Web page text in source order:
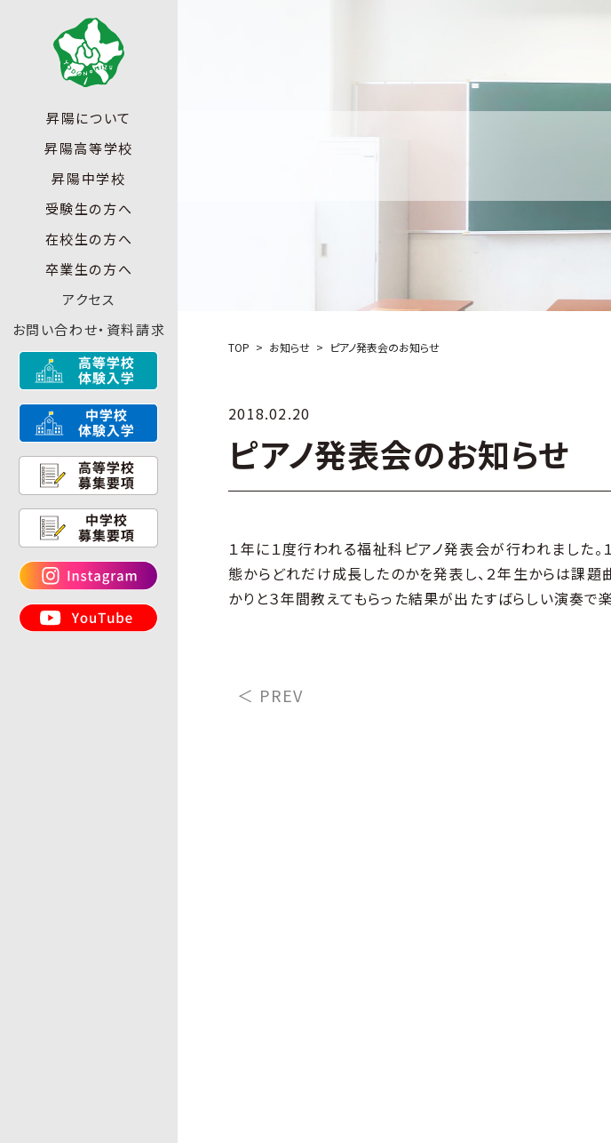
昇陽について
昇陽高等学校
昇陽中学校
受験生の方へ
在校生の方へ
卒業生の方へ
アクセス
お問い合わせ・資料請求
TOP お知らせ ピアノ発表会のお知らせ
2018.02.20
ピアノ発表会のお知らせ
１年に１度行われる福祉科ピアノ発表会が行われました
態からどれだけ成長したのかを発表し、２年生からは課題
かりと３年間教えてもらった結果が出たすばらしい演奏で楽
＜ PREV